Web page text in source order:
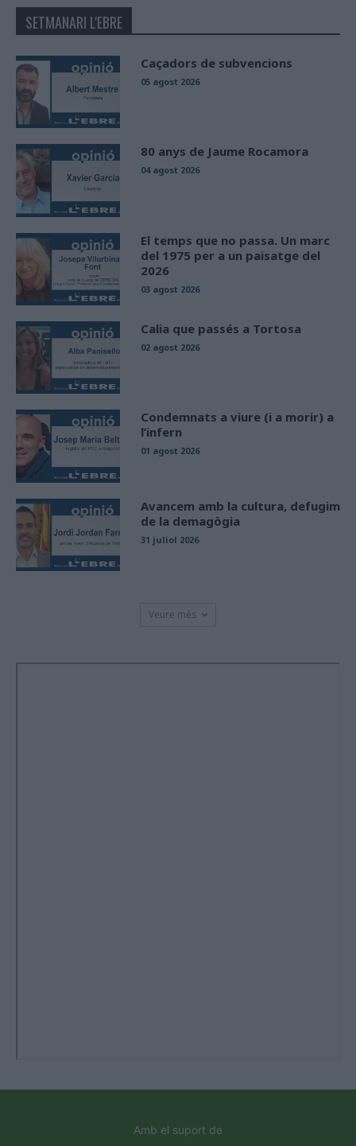
SETMANARI L'EBRE
Caçadors de subvencions
05 agost 2026
80 anys de Jaume Rocamora
04 agost 2026
El temps que no passa. Un marc
del 1975 per a un paisatge del
2026
03 agost 2026
Calia que passés a Tortosa
02 agost 2026
Condemnats a viure (i a morir) a
l’infern
01 agost 2026
Avancem amb la cultura, defugim
de la demagògia
31 juliol 2026
Veure més
Amb el suport de